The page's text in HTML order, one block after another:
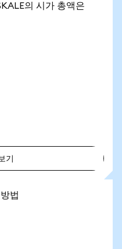
의 시가 총액은
기
법